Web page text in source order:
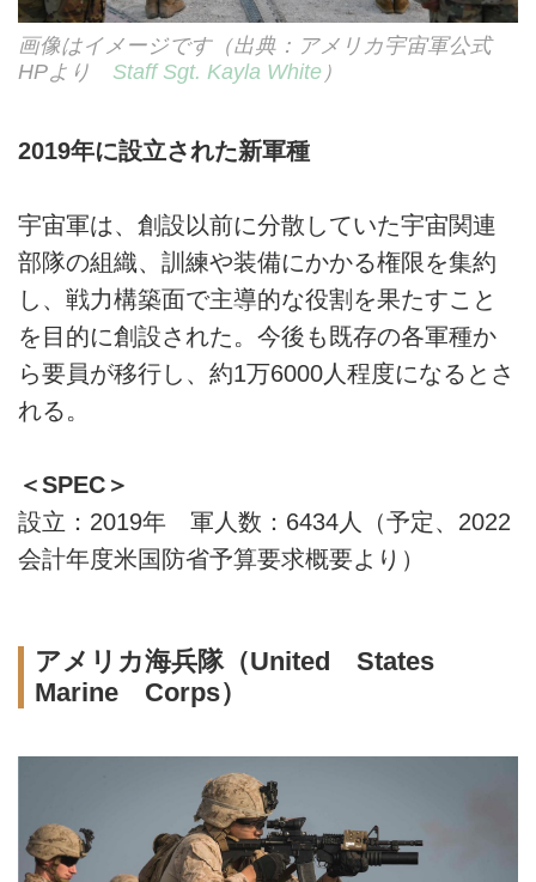
画像はイメージです（出典：アメリカ宇宙軍公式
HPより Staff Sgt. Kayla White ）
2019年に設立された新軍種
宇宙軍は、創設以前に分散していた宇宙関連
部隊の組織、訓練や装備にかかる権限を集約
し、戦力構築面で主導的な役割を果たすこと
を目的に創設された。今後も既存の各軍種か
ら要員が移行し、約1万6000人程度になるとさ
れる。
＜SPEC＞
設立：2019年 軍人数：6434人（予定、2022
会計年度米国防省予算要求概要より）
アメリカ海兵隊（United States
Marine Corps）